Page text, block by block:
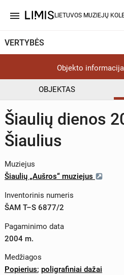
menu LIETUVOS MUZIEJŲ
VERTYBĖS
Objekto informacija
OBJEKTAS
Šiaulių dienos
Šiaulius
Muziejus
Šiaulių „Aušros“ muziejus
Inventorinis numeris
ŠAM T–S 6877/2
Pagaminimo data
2004 m.
Medžiagos
Popierius; poligrafiniai dažai